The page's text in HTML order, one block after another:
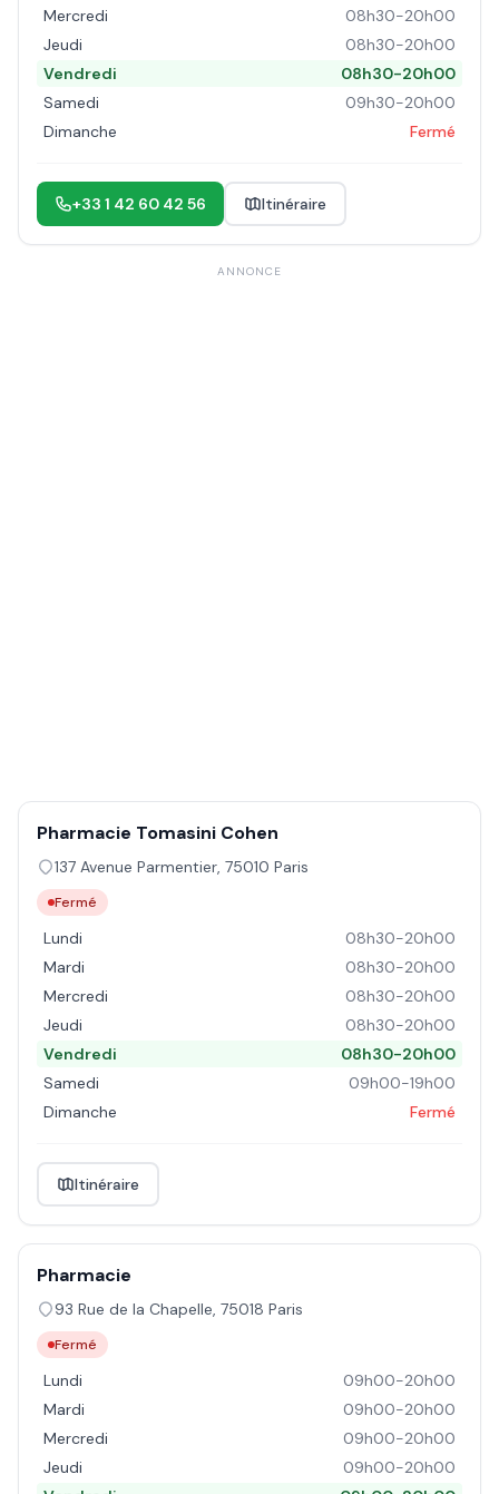
Mercredi
08h30-20h00
Jeudi
08h30-20h00
Vendredi
08h30-20h00
Samedi
09h30-20h00
Dimanche
Fermé
+33 1 42 60 42 56 Itinéraire
ANNONCE
Pharmacie Tomasini Cohen
137 Avenue Parmentier, 75010 Paris
Fermé
Lundi
08h30-20h00
Mardi
08h30-20h00
Mercredi
08h30-20h00
Jeudi
08h30-20h00
Vendredi
08h30-20h00
Samedi
09h00-19h00
Dimanche
Fermé
Itinéraire
Pharmacie
93 Rue de la Chapelle, 75018 Paris
Fermé
Lundi
09h00-20h00
Mardi
09h00-20h00
Mercredi
09h00-20h00
Jeudi
09h00-20h00